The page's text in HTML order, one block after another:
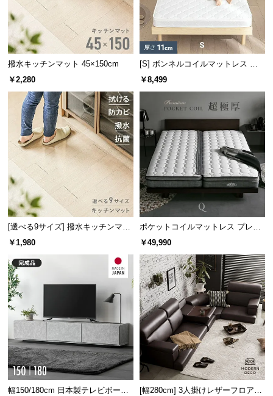
会
員
規
約
に
つ
い
て
様
サ
ポ
ー
ト
お
知
ら
ブ
グ
撥水キッチンマット 45×150cm
￥2,280
[S] ボンネルコイルマットレス 厚
さ11cm
￥8,499
[選べる9サイズ] 撥水キッチンマッ
ト
￥1,980
ポケットコイルマットレス プレミ
アム 超極厚 厚さ25cm Q
￥49,990
幅150/180cm 日本製テレビボード
[幅280cm] 3人掛けレザーフロアソ